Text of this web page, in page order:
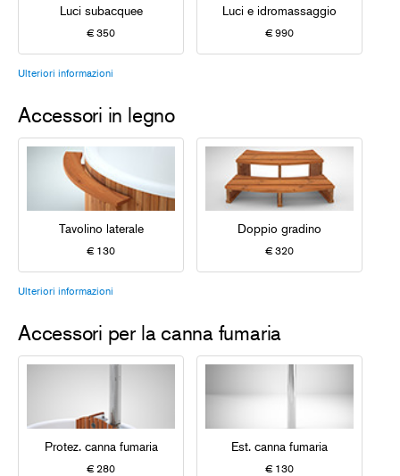
Luci subacquee
€ 350
Luci e idromassaggio
€ 990
Ulteriori informazioni
Accessori in legno
Tavolino laterale
€ 130
Doppio gradino
€ 320
Ulteriori informazioni
Accessori per la canna fumaria
Protez. canna fumaria
€ 280
Est. canna fumaria
€ 130